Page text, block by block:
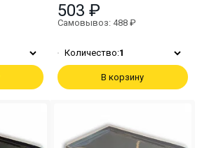
503 ₽
Самовывоз: 488 ₽
Количество:1
В корзину